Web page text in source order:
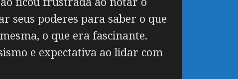
seus poderes para saber o que
o que era fascinante.
e expectativa ao lidar com